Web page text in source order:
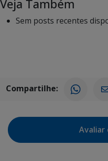
Veja Também
Sem posts recentes
Compartilhe: